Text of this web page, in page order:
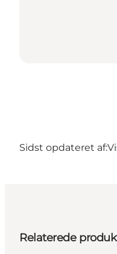
Sidst opdateret af:
Relaterede